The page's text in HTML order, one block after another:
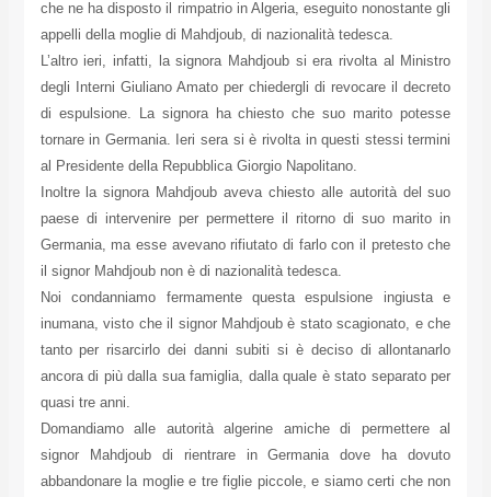
che ne ha disposto il rimpatrio in Algeria, eseguito nonostante gli
appelli della moglie di Mahdjoub, di nazionalità tedesca.
L’altro ieri, infatti, la signora Mahdjoub si era rivolta al Ministro
degli Interni Giuliano Amato per chiedergli di revocare il decreto
di espulsione. La signora ha chiesto che suo marito potesse
tornare in Germania. Ieri sera si è rivolta in questi stessi termini
al Presidente della Repubblica Giorgio Napolitano.
Inoltre la signora Mahdjoub aveva chiesto alle autorità del suo
paese di intervenire per permettere il ritorno di suo marito in
Germania, ma esse avevano rifiutato di farlo con il pretesto che
il signor Mahdjoub non è di nazionalità tedesca.
Noi condanniamo fermamente questa espulsione ingiusta e
inumana, visto che il signor Mahdjoub è stato scagionato, e che
tanto per risarcirlo dei danni subiti si è deciso di allontanarlo
ancora di più dalla sua famiglia, dalla quale è stato separato per
quasi tre anni.
Domandiamo alle autorità algerine amiche di permettere al
signor Mahdjoub di rientrare in Germania dove ha dovuto
abbandonare la moglie e tre figlie piccole, e siamo certi che non